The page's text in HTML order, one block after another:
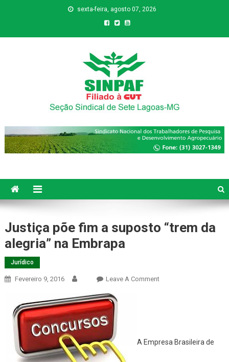
sexta-feira, agosto 07, 2026
Sinpaf
Justiça põe fim a suposto “trem da
alegria” na Embrapa
Jurídico
Fevereiro 9, 2016 Leave A CommentOn
Suposto
A Empresa Brasileira de